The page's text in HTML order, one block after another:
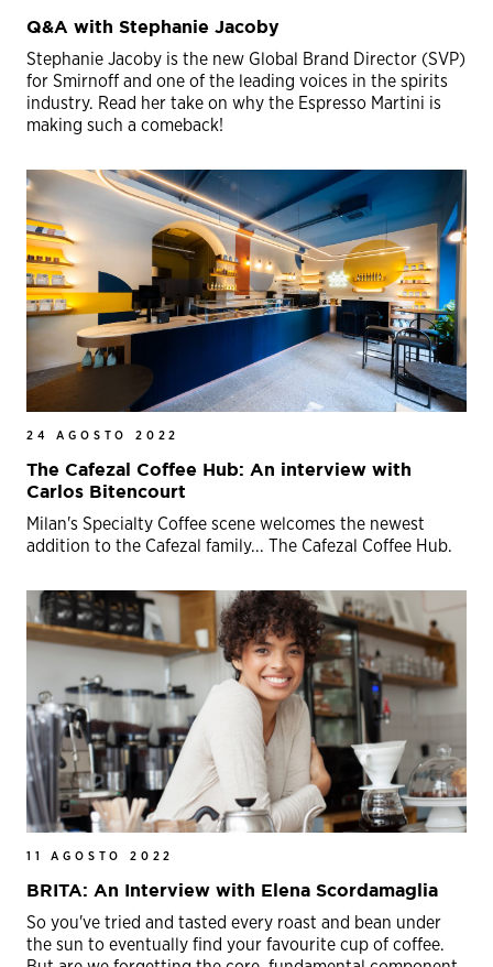
Q&A with Stephanie Jacoby
Stephanie Jacoby is the new Global Brand Director (SVP)
for Smirnoff and one of the leading voices in the spirits
industry. Read her take on why the Espresso Martini is
making such a comeback!
24 AGOSTO 2022
The Cafezal Coffee Hub: An interview with
Carlos Bitencourt
Milan's Specialty Coffee scene welcomes the newest
addition to the Cafezal family... The Cafezal Coffee Hub.
11 AGOSTO 2022
BRITA: An Interview with Elena Scordamaglia
So you've tried and tasted every roast and bean under
the sun to eventually find your favourite cup of coffee.